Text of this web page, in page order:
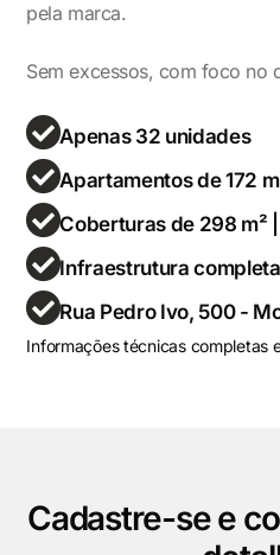
pela marca.
Sem excessos, com foco no
Apenas 32 unidades
Apartamentos de 172
Coberturas de 298 m²
Infraestrutura completa
Rua Pedro Ivo, 500 -
Informações técnicas completas
Cadastre-se e